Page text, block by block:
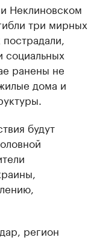
и Неклиновском
три мирных
ранены не
дома и
будут
регион